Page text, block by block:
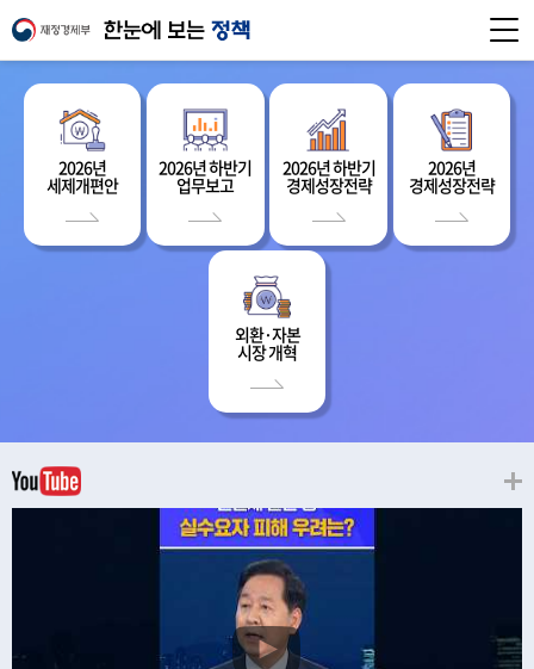
2026년
세제개편안
2026년 하반기
업무보고
2026년 하반기
경제성장전략
2026년
경제성장전략
외환·자본
시장 개혁